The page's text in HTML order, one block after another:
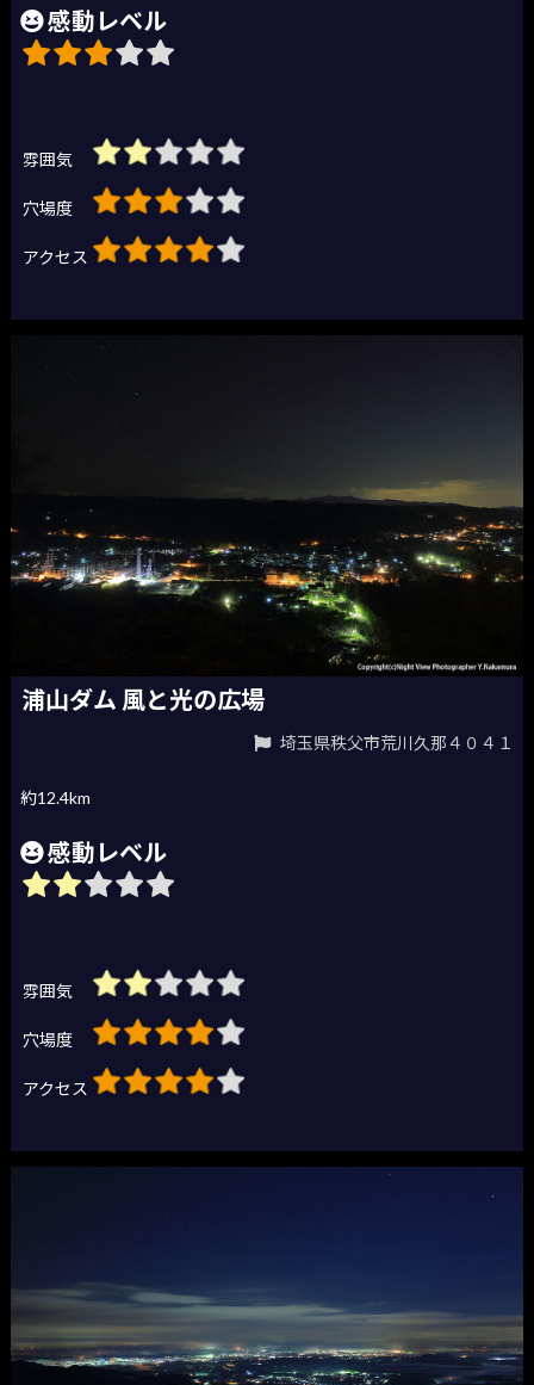
感動レベル
雰囲気
穴場度
アクセス
浦山ダム 風と光の広場
埼玉県秩父市荒川久那４０４１
約12.4km
感動レベル
雰囲気
穴場度
アクセス